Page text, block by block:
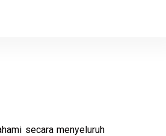
secara menyeluruh